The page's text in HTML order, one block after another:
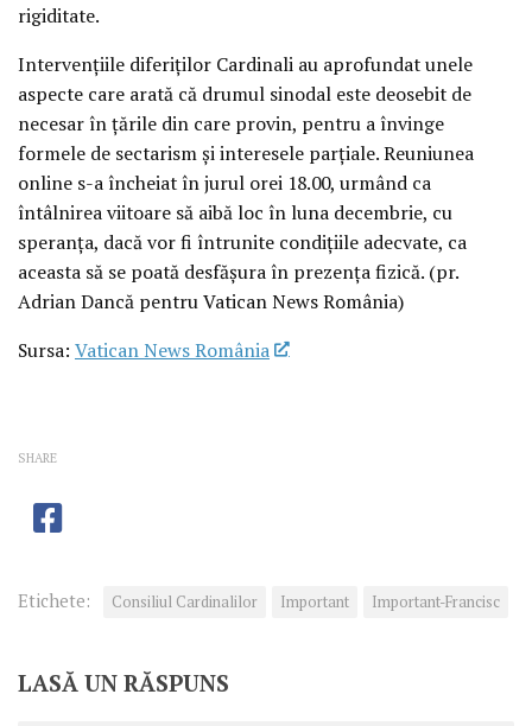
rigiditate.
Intervențiile diferiților Cardinali au aprofundat unele
aspecte care arată că drumul sinodal este deosebit de
necesar în țările din care provin, pentru a învinge
formele de sectarism și interesele parțiale. Reuniunea
online s-a încheiat în jurul orei 18.00, urmând ca
întâlnirea viitoare să aibă loc în luna decembrie, cu
speranța, dacă vor fi întrunite condițiile adecvate, ca
aceasta să se poată desfășura în prezența fizică. (pr.
Adrian Dancă pentru Vatican News România)
Sursa: Vatican News România
SHARE
Etichete: Consiliul Cardinalilor Important Important-Francisc
LASĂ UN RĂSPUNS